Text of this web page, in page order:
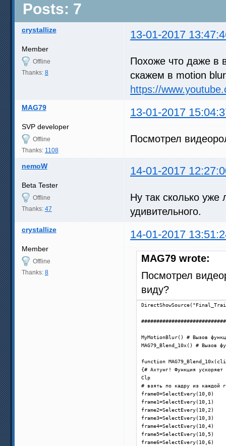
Posts: 7
crystallize 13-01-2017
Member
Offline
Thanks: 8
Похоже что даже в
скажем в motion
https://
MAG79 13-01-2017
SVP developer
Offline
Thanks: 1108
Посмотрел
nemoW 14-01-2017
Beta Tester
Offline
Thanks: 47
Ну так сколько уже
удивительного.
crystallize 14-01-2017
Member
Offline
Thanks: 8
MAG79 wrote:
Посмотрел
виду?
MyMotionBlur() # Вызов
MAG79_Blend_10x() # Вызов
function
{# Ахтунг! Функция
Clp
# взять по кадру из каждой
frame0=SelectEvery(10,0)
frame1=SelectEvery(10,1)
frame2=SelectEvery(10,2)
frame3=SelectEvery(10,3)
frame4=SelectEvery(10,4)
frame5=SelectEvery(10,5)
frame6=SelectEvery(10,6)